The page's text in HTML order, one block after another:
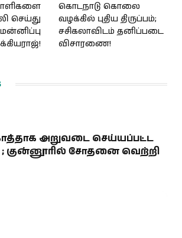
செய்து
கொடநாடு கொலை
வழக்கில் புதிய திருப்பம்;
சசிகலாவிடம் தனிப்படை
விசாரணை!
அறுவடை செய்யப்பட்ட
; குன்னூரில் சோதனை வெற்றி